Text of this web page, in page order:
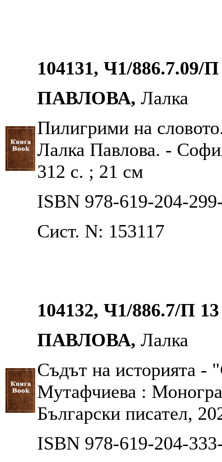
104131, Ч1/886.7.09/
ПАВЛОВА, Лалка
Пилигрими на
Лалка Павлова. -
312 с. ; 21 см
ISBN 978-619-204-
Сист. N: 153117
104132, Ч1/886.7/П 13
ПАВЛОВА, Лалка
Съдът на историята -
Мутафчиева :
Български писател,
ISBN 978-619-204-